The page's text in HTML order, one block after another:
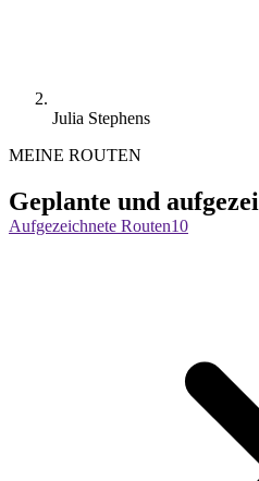
Julia Stephens
MEINE ROUTEN
Geplante und
Aufgezeichnete Routen10